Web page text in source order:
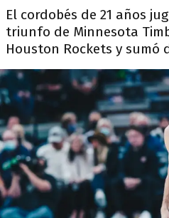
El cordobés de 21 años
triunfo de Minnesota
Houston Rockets y sumó